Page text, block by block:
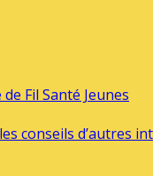
Fil Santé Jeunes
conseils d’autres